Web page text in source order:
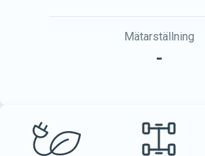
Mätarställning
-